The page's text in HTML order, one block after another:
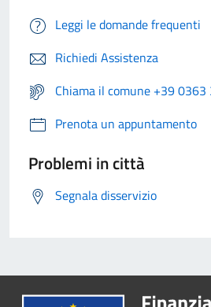
Leggi le domande frequenti
Richiedi Assistenza
Chiama il comune +39
Prenota un appuntamento
Problemi in città
Segnala disservizio